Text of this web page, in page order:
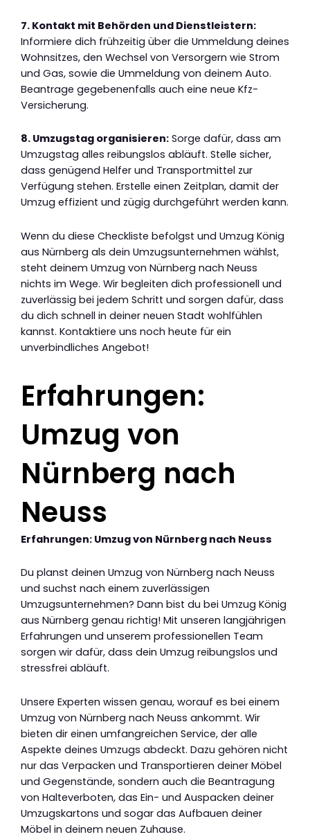
7. Kontakt mit Behörden und Dienstleistern:
Informiere dich frühzeitig über die Ummeldung deines
Wohnsitzes, den Wechsel von Versorgern wie Strom
und Gas, sowie die Ummeldung von deinem Auto.
Beantrage gegebenenfalls auch eine neue Kfz-
Versicherung.
8. Umzugstag organisieren: Sorge dafür, dass am
Umzugstag alles reibungslos abläuft. Stelle sicher,
dass genügend Helfer und Transportmittel zur
Verfügung stehen. Erstelle einen Zeitplan, damit der
Umzug effizient und zügig durchgeführt werden kann.
Wenn du diese Checkliste befolgst und Umzug König
aus Nürnberg als dein Umzugsunternehmen wählst,
steht deinem Umzug von Nürnberg nach Neuss
nichts im Wege. Wir begleiten dich professionell und
zuverlässig bei jedem Schritt und sorgen dafür, dass
du dich schnell in deiner neuen Stadt wohlfühlen
kannst. Kontaktiere uns noch heute für ein
unverbindliches Angebot!
Erfahrungen:
Umzug von
Nürnberg nach
Neuss
Erfahrungen: Umzug von Nürnberg nach Neuss
Du planst deinen Umzug von Nürnberg nach Neuss
und suchst nach einem zuverlässigen
Umzugsunternehmen? Dann bist du bei Umzug König
aus Nürnberg genau richtig! Mit unseren langjährigen
Erfahrungen und unserem professionellen Team
sorgen wir dafür, dass dein Umzug reibungslos und
stressfrei abläuft.
Unsere Experten wissen genau, worauf es bei einem
Umzug von Nürnberg nach Neuss ankommt. Wir
bieten dir einen umfangreichen Service, der alle
Aspekte deines Umzugs abdeckt. Dazu gehören nicht
nur das Verpacken und Transportieren deiner Möbel
und Gegenstände, sondern auch die Beantragung
von Halteverboten, das Ein- und Auspacken deiner
Umzugskartons und sogar das Aufbauen deiner
Möbel in deinem neuen Zuhause.